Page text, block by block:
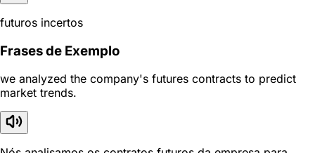
futuros incertos
Frases de Exemplo
we analyzed the company's futures contracts to predict
market trends.